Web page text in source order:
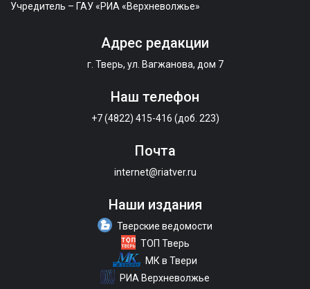
Учредитель – ГАУ «РИА «Верхневолжье»
Адрес редакции
г. Тверь, ул. Вагжанова, дом 7
Наш телефон
+7 (4822) 415-416 (доб. 223)
Почта
internet@riatver.ru
Наши издания
Тверские ведомости
ТОП Тверь
МК в Твери
РИА Верхневолжье